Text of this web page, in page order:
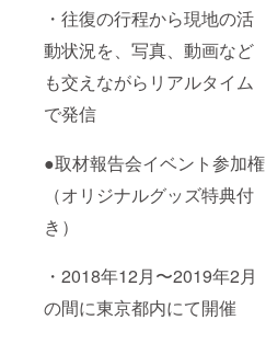
・往復の行程から現地の活
動状況を、写真、動画など
も交えながらリアルタイム
で発信
●取材報告会イベント参加権
（オリジナルグッズ特典付
き）
・2018年12月〜2019年2月
の間に東京都内にて開催